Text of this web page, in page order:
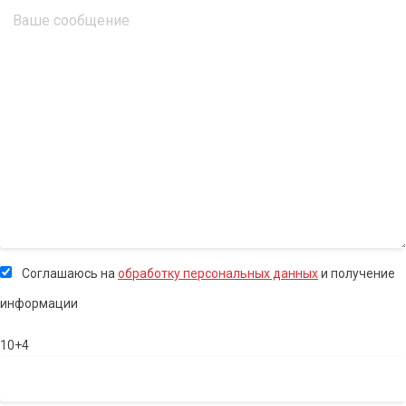
Соглашаюсь на обработку персональных данныхи получение
информации
10+4